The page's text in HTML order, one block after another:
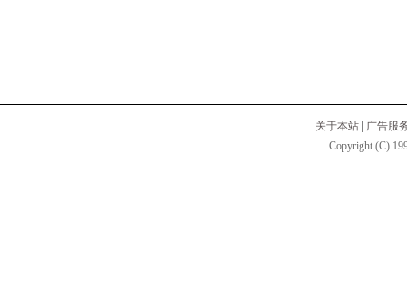
关于本站
广告服
Copyright (C)